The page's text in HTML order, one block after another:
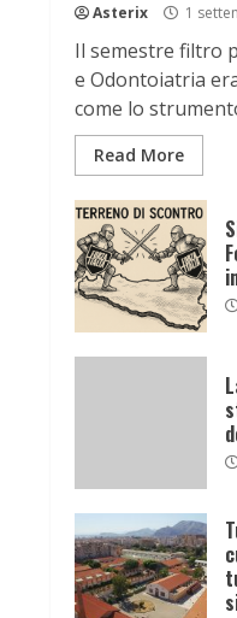
Asterix 1
Il semestre filtro
e Odontoiatria
come lo
Read More